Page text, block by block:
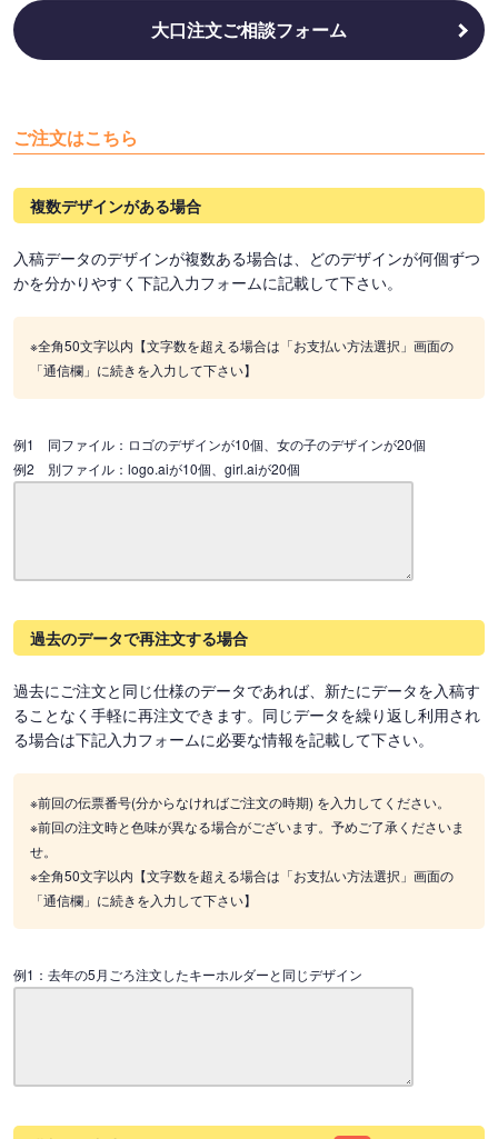
大口注文ご相談フォーム
ご注文はこちら
複数デザインがある場合
入稿データのデザインが複数ある場合は、どのデザインが何個ずつ
かを分かりやすく下記入力フォームに記載して下さい。
※全角50文字以内【文字数を超える場合は「お支払い方法選択」画面の
「通信欄」に続きを入力して下さい】
例1 同ファイル：ロゴのデザインが10個、女の子のデザインが20個
例2 別ファイル：logo.aiが10個、girl.aiが20個
過去のデータで再注文する場合
過去にご注文と同じ仕様のデータであれば、新たにデータを入稿す
ることなく手軽に再注文できます。同じデータを繰り返し利用され
る場合は下記入力フォームに必要な情報を記載して下さい。
※前回の伝票番号(分からなければご注文の時期) を入力してください。
※前回の注文時と色味が異なる場合がございます。予めご了承くださいま
せ。
※全角50文字以内【文字数を超える場合は「お支払い方法選択」画面の
「通信欄」に続きを入力して下さい】
例1：去年の5月ごろ注文したキーホルダーと同じデザイン